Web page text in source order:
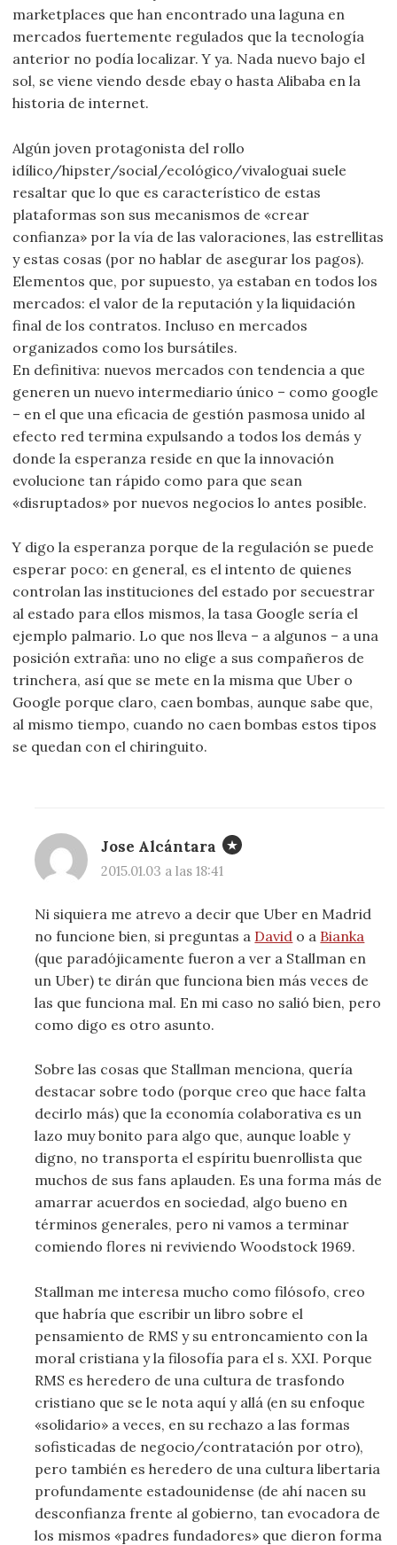
marketplaces que han encontrado una laguna en
mercados fuertemente regulados que la tecnología
anterior no podía localizar. Y ya. Nada nuevo bajo el
sol, se viene viendo desde ebay o hasta Alibaba en la
historia de internet.
Algún joven protagonista del rollo
idílico/hipster/social/ecológico/vivaloguai suele
resaltar que lo que es característico de estas
plataformas son sus mecanismos de «crear
confianza» por la vía de las valoraciones, las estrellitas
y estas cosas (por no hablar de asegurar los pagos).
Elementos que, por supuesto, ya estaban en todos los
mercados: el valor de la reputación y la liquidación
final de los contratos. Incluso en mercados
organizados como los bursátiles.
En definitiva: nuevos mercados con tendencia a que
generen un nuevo intermediario único – como google
– en el que una eficacia de gestión pasmosa unido al
efecto red termina expulsando a todos los demás y
donde la esperanza reside en que la innovación
evolucione tan rápido como para que sean
«disruptados» por nuevos negocios lo antes posible.
Y digo la esperanza porque de la regulación se puede
esperar poco: en general, es el intento de quienes
controlan las instituciones del estado por secuestrar
al estado para ellos mismos, la tasa Google sería el
ejemplo palmario. Lo que nos lleva – a algunos – a una
posición extraña: uno no elige a sus compañeros de
trinchera, así que se mete en la misma que Uber o
Google porque claro, caen bombas, aunque sabe que,
al mismo tiempo, cuando no caen bombas estos tipos
se quedan con el chiringuito.
Jose Alcántara
2015.01.03 a las 18:41
Ni siquiera me atrevo a decir que Uber en Madrid
no funcione bien, si preguntas a David o a Bianka
(que paradójicamente fueron a ver a Stallman en
un Uber) te dirán que funciona bien más veces de
las que funciona mal. En mi caso no salió bien, pero
como digo es otro asunto.
Sobre las cosas que Stallman menciona, quería
destacar sobre todo (porque creo que hace falta
decirlo más) que la economía colaborativa es un
lazo muy bonito para algo que, aunque loable y
digno, no transporta el espíritu buenrollista que
muchos de sus fans aplauden. Es una forma más de
amarrar acuerdos en sociedad, algo bueno en
términos generales, pero ni vamos a terminar
comiendo flores ni reviviendo Woodstock 1969.
Stallman me interesa mucho como filósofo, creo
que habría que escribir un libro sobre el
pensamiento de RMS y su entroncamiento con la
moral cristiana y la filosofía para el s. XXI. Porque
RMS es heredero de una cultura de trasfondo
cristiano que se le nota aquí y allá (en su enfoque
«solidario» a veces, en su rechazo a las formas
sofisticadas de negocio/contratación por otro),
pero también es heredero de una cultura libertaria
profundamente estadounidense (de ahí nacen su
desconfianza frente al gobierno, tan evocadora de
los mismos «padres fundadores» que dieron forma